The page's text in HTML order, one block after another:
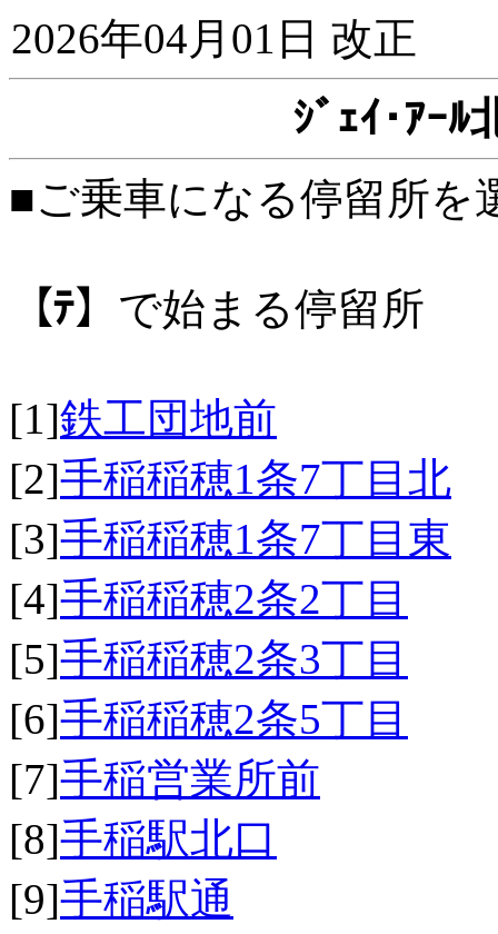
2026年04月01日 改正
ｼﾞｪｲ･ｱｰﾙ
■ご乗車になる停留所を
【ﾃ】 で始まる停留所
[1]鉄工団地前
[2]手稲稲穂1条7丁目北
[3]手稲稲穂1条7丁目東
[4]手稲稲穂2条2丁目
[5]手稲稲穂2条3丁目
[6]手稲稲穂2条5丁目
[7]手稲営業所前
[8]手稲駅北口
[9]手稲駅通